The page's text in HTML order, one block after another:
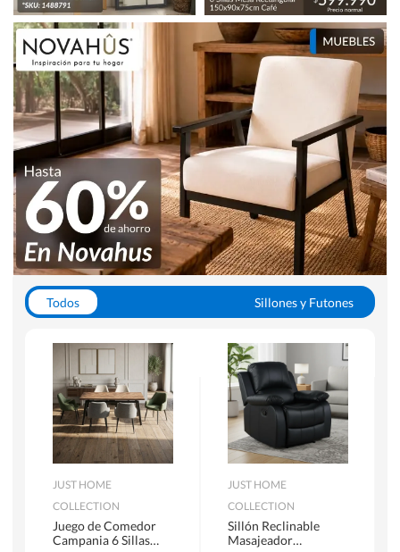
Todos
Sillones y Futones
Escritorios y Sillas PC
Racks y Muebles TV
Alfombras
JUST HOME
COLLECTION
Juego de Comedor
Campania 6 Sillas
JUST HOME
COLLECTION
Sillón Reclinable
Masajeador